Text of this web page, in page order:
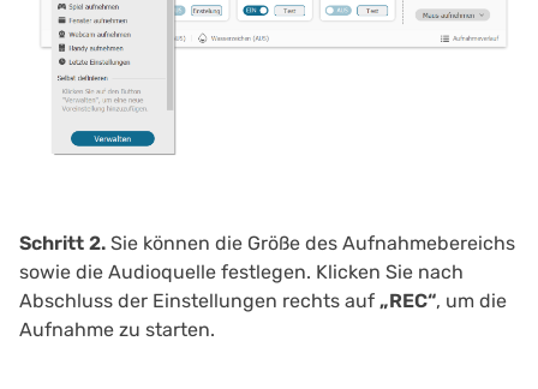
Schritt 2. Sie können die Größe des Aufnahmebereichs
sowie die Audioquelle festlegen. Klicken Sie nach
Abschluss der Einstellungen rechts auf „REC“, um die
Aufnahme zu starten.